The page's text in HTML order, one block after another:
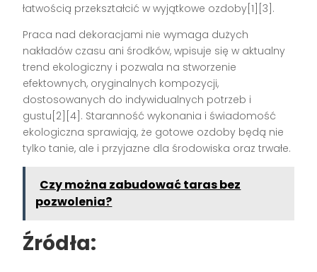
łatwością przekształcić w wyjątkowe ozdoby[1][3].
Praca nad dekoracjami nie wymaga dużych
nakładów czasu ani środków, wpisuje się w aktualny
trend ekologiczny i pozwala na stworzenie
efektownych, oryginalnych kompozycji,
dostosowanych do indywidualnych potrzeb i
gustu[2][4]. Staranność wykonania i świadomość
ekologiczna sprawiają, że gotowe ozdoby będą nie
tylko tanie, ale i przyjazne dla środowiska oraz trwałe.
Czy można zabudować taras bez
pozwolenia?
Źródła: